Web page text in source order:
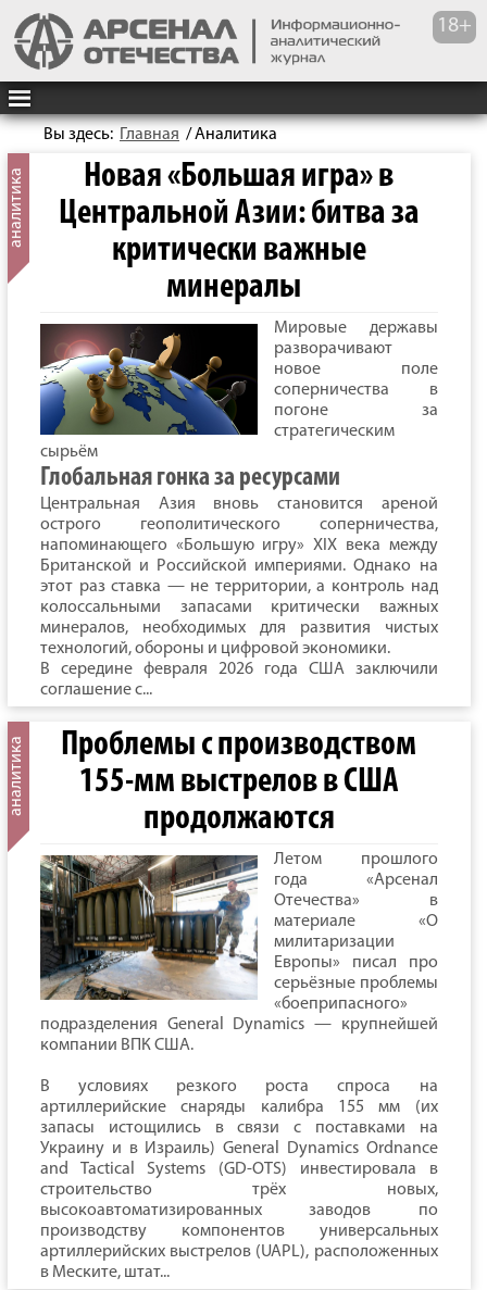
Вы здесь: Главная /Аналитика
Новая «Большая игра» в
Центральной Азии: битва за
критически важные
минералы
Мировые державы
разворачивают
новое поле
соперничества в
погоне за
стратегическим
сырьём
Глобальная гонка за ресурсами
Центральная Азия вновь становится ареной
острого геополитического соперничества,
напоминающего «Большую игру» XIX века между
Британской и Российской империями. Однако на
этот раз ставка — не территории, а контроль над
колоссальными запасами критически важных
минералов, необходимых для развития чистых
технологий, обороны и цифровой экономики.
В середине февраля 2026 года США заключили
соглашение с...
Проблемы с производством
155-мм выстрелов в США
продолжаются
Летом прошлого
года «Арсенал
Отечества» в
материале «О
милитаризации
Европы» писал про
серьёзные проблемы
«боеприпасного»
подразделения General Dynamics — крупнейшей
компании ВПК США.
В условиях резкого роста спроса на
артиллерийские снаряды калибра 155 мм (их
запасы истощились в связи с поставками на
Украину и в Израиль) General Dynamics Ordnance
and Tactical Systems (GD-OTS) инвестировала в
строительство трёх новых,
высокоавтоматизированных заводов по
производству компонентов универсальных
артиллерийских выстрелов (UAPL), расположенных
в Меските, штат...